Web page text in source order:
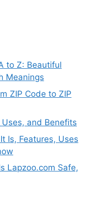
to Z: Beautiful
Meanings
ZIP Code to ZIP
and Benefits
Is, Features, Uses
Lapzoo.com Safe,